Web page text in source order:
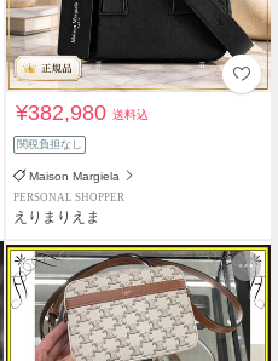
¥382,980送料込
関税負担なし
Maison Margiela
PERSONAL SHOPPER
えりまりえま